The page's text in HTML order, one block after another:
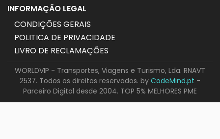
INFORMAÇÃO LEGAL
CONDIÇÕES GERAIS
POLITICA DE PRIVACIDADE
LIVRO DE RECLAMAÇÕES
WORLDVIP - Transportes, Viagens e Turismo, Lda. RNAVT
2537. Todos os direitos reservados. by CodeMind.pt -
Parceiro Digital desde 2004. TOP 5% MELHORES PME